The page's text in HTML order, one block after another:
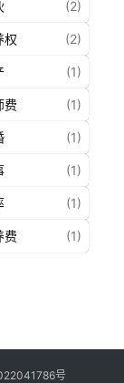
(2)
权 (2)
(1)
费 (1)
(1)
(1)
(1)
费 (1)
号